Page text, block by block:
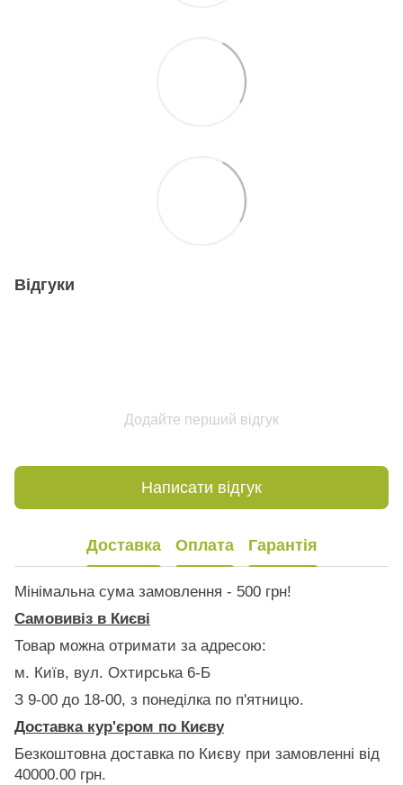
Відгуки
Додайте перший відгук
Написати відгук
Доставка Оплата Гарантія
Мінімальна сума замовлення - 500 грн!
Самовивіз в Києві
Товар можна отримати за адресою:
м. Київ, вул. Охтирська 6-Б
З 9-00 до 18-00, з понеділка по п'ятницю.
Доставка кур'єром по Києву
Безкоштовна доставка по Києву при замовленні від
40000.00 грн.